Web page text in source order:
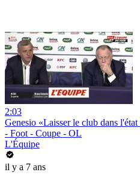
2:03
Genesio «Laisser le club dans
- Foot - Coupe - OL
L'Équipe
il y a 7 ans